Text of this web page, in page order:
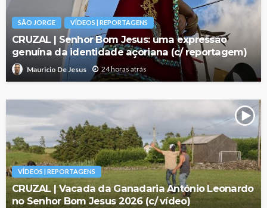
SÃO JORGE VÍDEOS | REPORTAGENS
CRUZAL | Senhor Bom Jesus: uma expressão
genuína da identidade açoriana (c/ reportagem)
Mauricio De Jesus 24 horas atrás
VÍDEOS | REPORTAGENS
CRUZAL | Vacada da Ganadaria António Leonardo
no Senhor Bom Jesus 2026 (c/ vídeo)